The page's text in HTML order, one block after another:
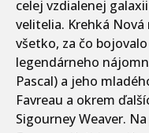
celej vzdialenej
velitelia. Krehká
všetko, za čo
legendárneho
Pascal) a jeho
Favreau a okrem
Sigourney Weaver.